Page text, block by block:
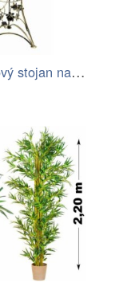
Dąstal Kovový stojan na květináč Sibyl